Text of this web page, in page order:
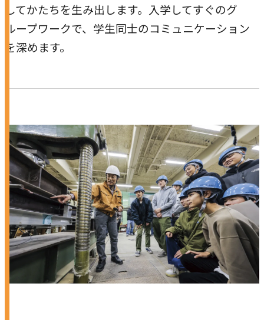
してかたちを生み出します。入学してすぐのグ
ループワークで、学生同士のコミュニケーション
を深めます。